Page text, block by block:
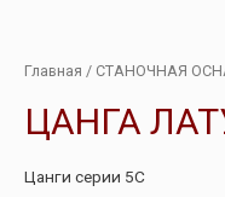
Главная / СТАНОЧНАЯ
ЦАНГА
Цанги серии 5С